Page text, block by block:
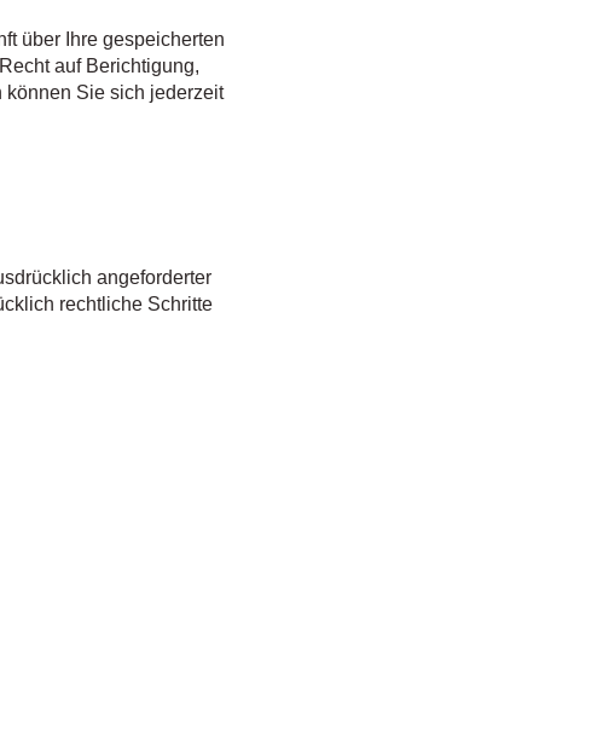
über Ihre gespeicherten
auf Berichtigung,
können Sie sich jederzeit
angeforderter
rechtliche Schritte